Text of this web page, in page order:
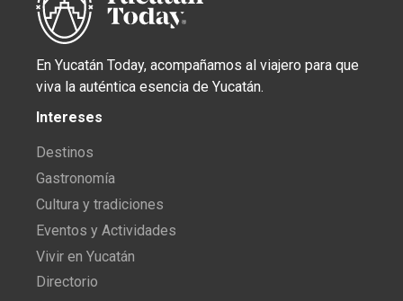
En Yucatán Today, acompañamos al viajero para que
viva la auténtica esencia de Yucatán.
Intereses
Destinos
Gastronomía
Cultura y tradiciones
Eventos y Actividades
Vivir en Yucatán
Directorio